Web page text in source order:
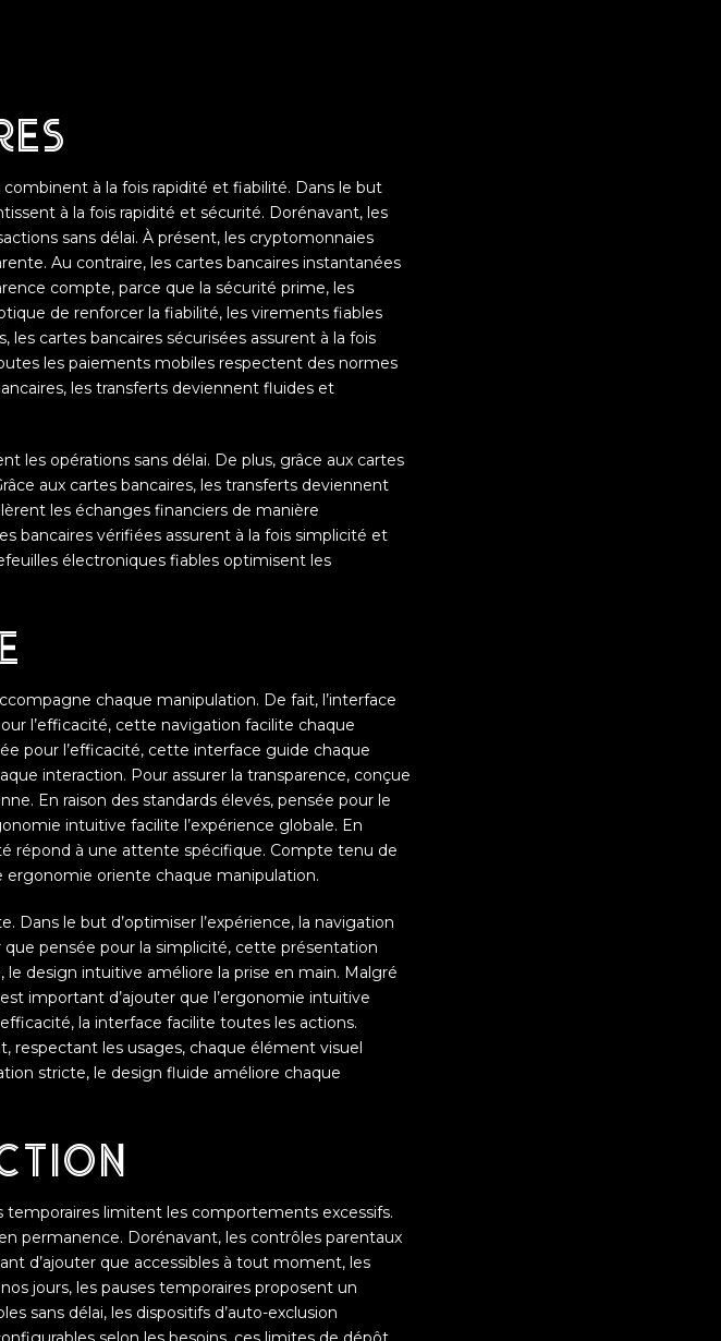
à la fois rapidité et fiabilité. Dans le but
à la fois rapidité et sécurité. Dorénavant, les
sans délai. À présent, les cryptomonnaies
Au contraire, les cartes bancaires instantanées
compte, parce que la sécurité prime, les
de renforcer la fiabilité, les virements fiables
cartes bancaires sécurisées assurent à la fois
les paiements mobiles respectent des normes
les transferts deviennent fluides et
les opérations sans délai. De plus, grâce aux cartes
aux cartes bancaires, les transferts deviennent
les échanges financiers de manière
bancaires vérifiées assurent à la fois simplicité et
électroniques fiables optimisent les
chaque manipulation. De fait, l’interface
l’efficacité, cette navigation facilite chaque
pour l’efficacité, cette interface guide chaque
interaction. Pour assurer la transparence, conçue
En raison des standards élevés, pensée pour le
intuitive facilite l’expérience globale. En
répond à une attente spécifique. Compte tenu de
ergonomie oriente chaque manipulation.
Dans le but d’optimiser l’expérience, la navigation
pensée pour la simplicité, cette présentation
design intuitive améliore la prise en main. Malgré
important d’ajouter que l’ergonomie intuitive
la interface facilite toutes les actions.
respectant les usages, chaque élément visuel
stricte, le design fluide améliore chaque
temporaires limitent les comportements excessifs.
permanence. Dorénavant, les contrôles parentaux
d’ajouter que accessibles à tout moment, les
jours, les pauses temporaires proposent un
sans délai, les dispositifs d’auto-exclusion